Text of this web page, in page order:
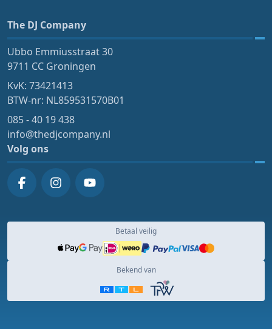
The DJ Company
Ubbo Emmiusstraat 30
9711 CC Groningen
KvK: 73421413
BTW-nr: NL859531570B01
085 - 40 19 438
info@thedjcompany.nl
Volg ons
Betaal veilig
Bekend van